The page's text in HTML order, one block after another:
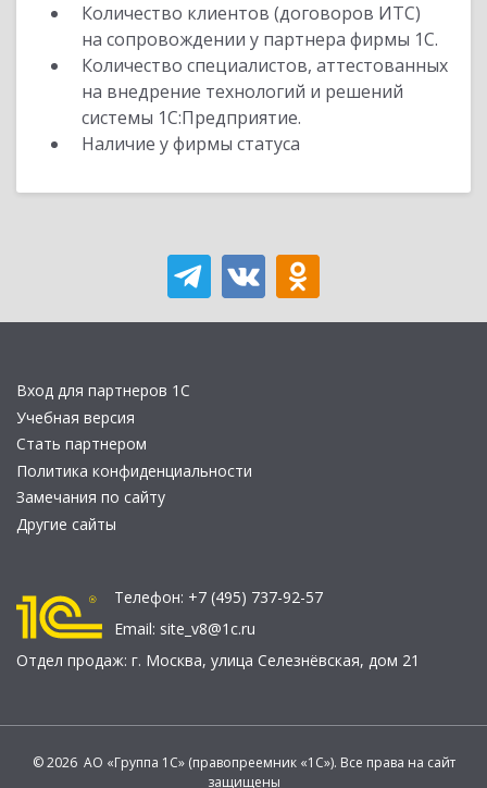
Количество клиентов (договоров ИТС)
на сопровождении у партнера фирмы 1С.
Количество специалистов, аттестованных
на внедрение технологий и решений
системы 1С:Предприятие.
Наличие у фирмы статуса
Вход для партнеров 1С
Учебная версия
Стать партнером
Политика конфиденциальности
Замечания по сайту
Другие сайты
Телефон: +7 (495) 737-92-57
Email: site_v8@1c.ru
Отдел продаж: г. Москва, улица Селезнёвская, дом 21
© 2026 АО «Группа 1С» (правопреемник «1С»). Все права на сайт
защищены